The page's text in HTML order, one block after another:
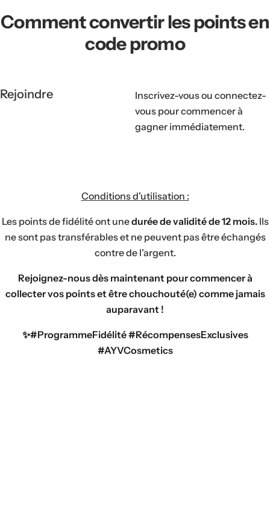
Comment convertir les points en
code promo
01
Rejoindre
Inscrivez-vous ou connectez-
vous pour commencer à
gagner immédiatement.
Conditions d'utilisation :
Les points de fidélité ont unedurée de validité de 12 mois. Ils
ne sont pas transférables et ne peuvent pas être échangés
contre de l'argent.
Rejoignez-nous dès maintenant pour commencer à
collecter vos points et être chouchouté(e) comme jamais
auparavant !
✨#ProgrammeFidélité #RécompensesExclusives
#AYVCosmetics